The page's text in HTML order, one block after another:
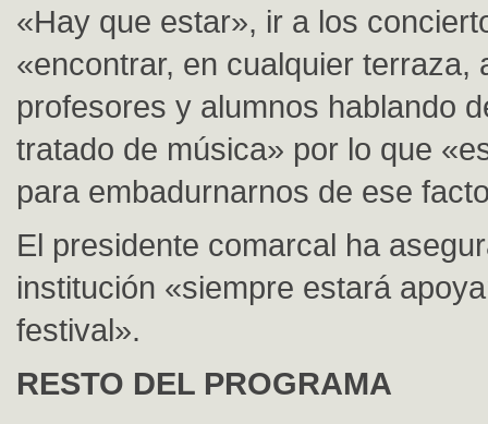
«Hay que estar», ir a los
«encontrar, en cualquier terraza,
profesores y alumnos hablando
tratado de música» por lo que
para embadurnarnos de ese
El presidente comarcal ha
institución «siempre estará
festival».
RESTO DEL PROGRAMA